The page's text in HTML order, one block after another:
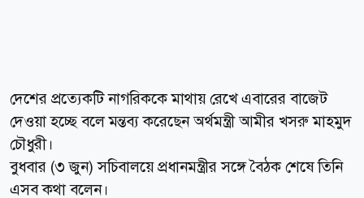
দেশের প্রত্যেকটি নাগরিককে মাথায় রেখে এবারের বাজেট
দেওয়া হচ্ছে বলে মন্তব্য করেছেন অর্থমন্ত্রী আমীর খসরু মাহমুদ
চৌধুরী।
বুধবার (৩ জুন) সচিবালয়ে প্রধানমন্ত্রীর সঙ্গে বৈঠক শেষে তিনি
এসব কথা বলেন।